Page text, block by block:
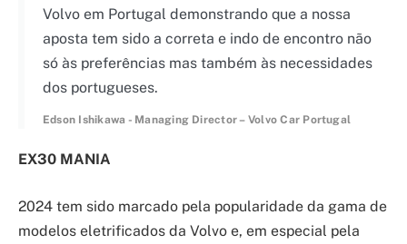
Volvo em Portugal demonstrando que a nossa
aposta tem sido a correta e indo de encontro não
só às preferências mas também às necessidades
dos portugueses.
Edson Ishikawa - Managing Director – Volvo Car Portugal
EX30 MANIA
2024 tem sido marcado pela popularidade da gama de
modelos eletrificados da Volvo e, em especial pela